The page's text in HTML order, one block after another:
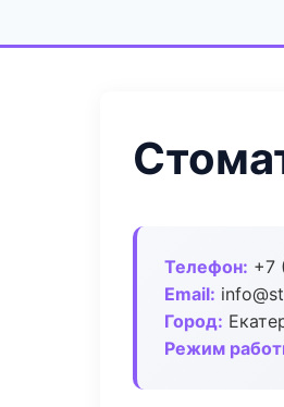
Телефон: +7
Email:
Город:
Режим